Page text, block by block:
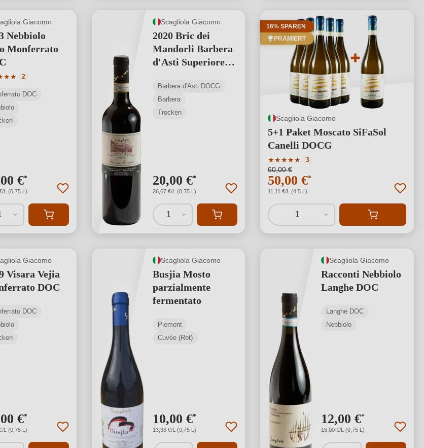
Giacomo
Nebbiolo
Monferrato
★★ Bewertung von 5 von 5 Sternen
2
DOC
€*
L (0,75 L)
Scagliola Giacomo
2020 Bric dei
Mandorli Barbera
d'Asti Superiore
Barbera d'Asti DOCG
Barbera
Trocken
20,00 €*
26,67 €/L (0,75 L)
1
16% SPAREN
PRÄMIERT
Scagliola Giacomo
5+1 Paket Moscato SiFaSol
Canelli DOCG
★★★★★
Durchschnittliche Bewertung von 5 von 5
3
60,00 €
50,00 €*
11,11 €/L (4,5 L)
1
Giacomo
Visara Vejia
DOC
DOC
€*
L (0,75 L)
Scagliola Giacomo
Busjia Mosto
parzialmente
fermentato
Piemont
Cuvée (Rot)
10,00 €*
13,33 €/L (0,75 L)
Scagliola Giacomo
Racconti Nebbiolo
Langhe DOC
Langhe DOC
Nebbiolo
12,00 €*
16,00 €/L (0,75 L)